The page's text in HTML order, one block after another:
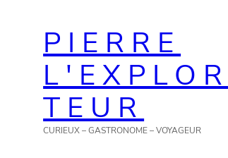
contenuPIERRE
TEUR
CURIEUX – GASTRONOME – VOYAGEUR